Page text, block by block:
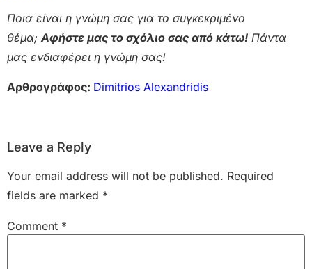
Ποια είναι η γνώμη σας για το συγκεκριμένο
θέμα;Αφήστε μας το σχόλιο σας από κάτω! Πάντα
μας ενδιαφέρει η γνώμη σας!
Αρθρογράφος: Dimitrios Alexandridis
Leave a Reply
Your email address will not be published. Required
fields are marked *
Comment *